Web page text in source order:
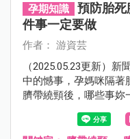
孕期知識
預防胎死
件事一定要做
作者： 游資芸
（2025.05.23更新）
中的憾事，孕媽咪隔著
臍帶繞頸後，哪些事妳